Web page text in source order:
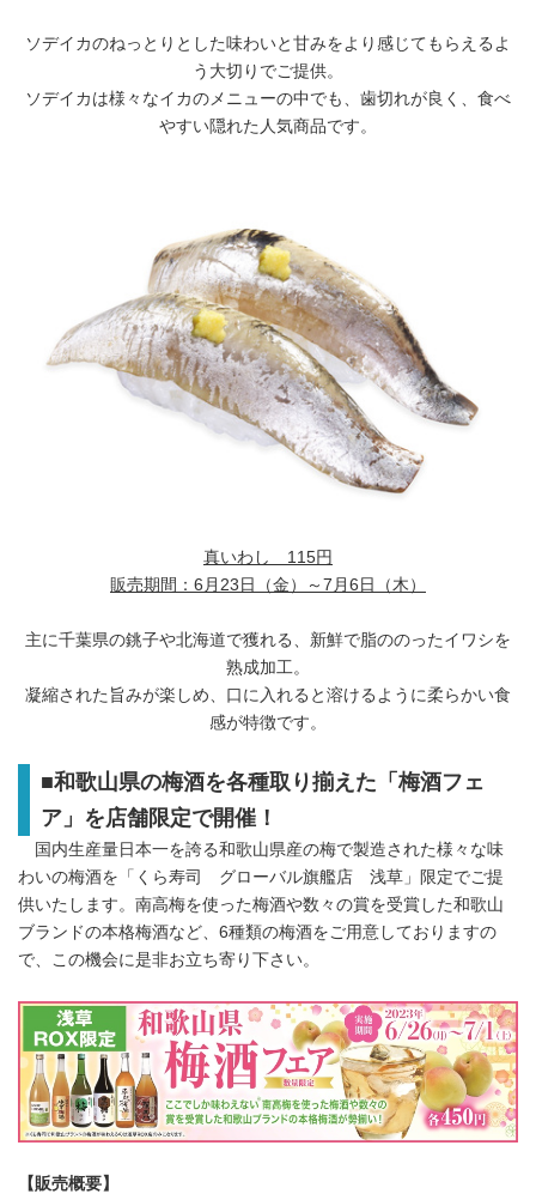
ソデイカのねっとりとした味わいと甘みをより感じてもらえるよ
う大切りでご提供。
ソデイカは様々なイカのメニューの中でも、歯切れが良く、食べ
やすい隠れた人気商品です。
真いわし 115円
販売期間： 6月23日（金）～7月6日（木）
主に千葉県の銚子や北海道で獲れる、新鮮で脂ののったイワシを
熟成加工。
凝縮された旨みが楽しめ、口に入れると溶けるように柔らかい食
感が特徴です。
■和歌山県の梅酒を各種取り揃えた「梅酒フェ
ア」を店舗限定で開催！
国内生産量日本一を誇る和歌山県産の梅で製造された様々な味
わいの梅酒を「くら寿司 グローバル旗艦店 浅草」限定でご提
供いたします。南高梅を使った梅酒や数々の賞を受賞した和歌山
ブランドの本格梅酒など、6種類の梅酒をご用意しておりますの
で、この機会に是非お立ち寄り下さい。
【販売概要】
Japanese